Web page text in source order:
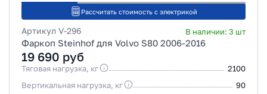
Рассчитать стоимость с электрикой
Артикул V-296 В наличии: 3 шт
Фаркоп Steinhof для Volvo S80 2006-2016
19 690 руб
Тяговая нагрузка, кг
2100
Вертикальная нагрузка, кг
90